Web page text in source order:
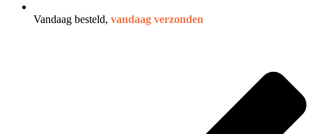
Vandaag besteld, vandaag verzonden